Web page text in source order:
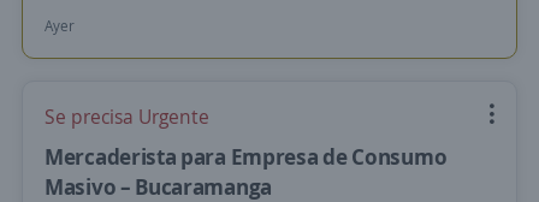
Ayer
Se precisa Urgente
Mercaderista para Empresa de Consumo
Masivo – Bucaramanga